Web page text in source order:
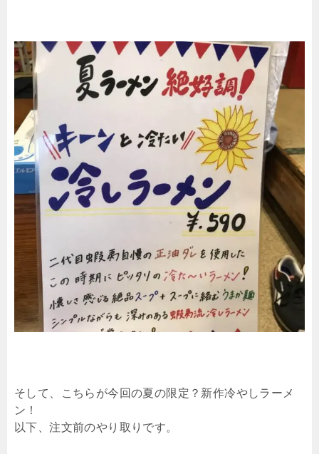
そして、こちらが今回の夏の限定？新作冷やしラーメ
ン！
以下、注文前のやり取りです。